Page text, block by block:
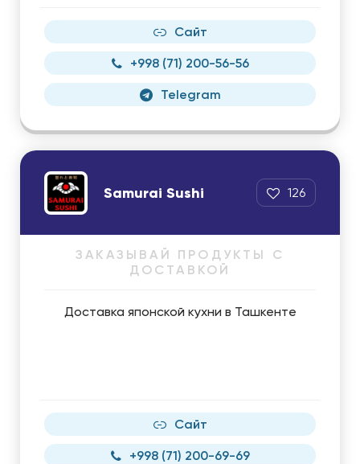
Сайт
+998 (71) 200-56-56
Telegram
Samurai Sushi 126
ЗАКАЗЫВАЙ ПРОДУКТЫ С
ДОСТАВКОЙ
Доставка японской кухни в Ташкенте
Сайт
+998 (71) 200-69-69